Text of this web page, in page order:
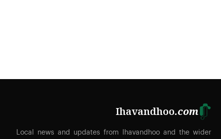
Ihavandhoo.com
Local news and updates from Ihavandhoo and the wider